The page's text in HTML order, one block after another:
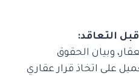
التعاقد:
وبيان الحقوق
على اتخاذ قرار عقاري